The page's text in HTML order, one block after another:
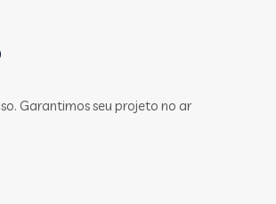
Garantimos seu projeto no ar